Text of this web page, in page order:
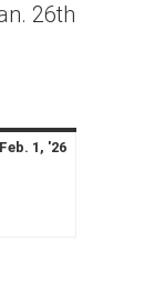
26th
Feb. 1, '26